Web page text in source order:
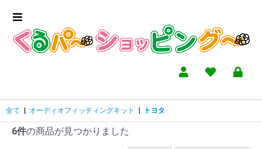
全て オーディオフィッティングキット トヨタ
6件の商品が見つかりました